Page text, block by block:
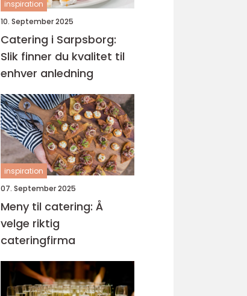
inspiration
10. September 2025
Catering i Sarpsborg:
Slik finner du kvalitet til
enhver anledning
inspiration
07. September 2025
Meny til catering: Å
velge riktig
cateringfirma